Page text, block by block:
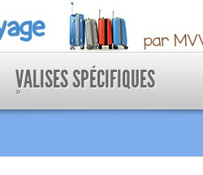
VALISES SPÉCIFIQUES
»